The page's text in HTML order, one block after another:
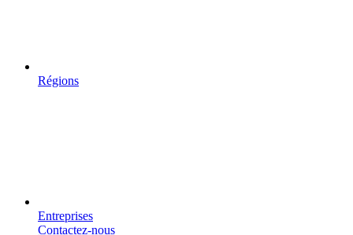
Régions
Entreprises
Contactez-nous